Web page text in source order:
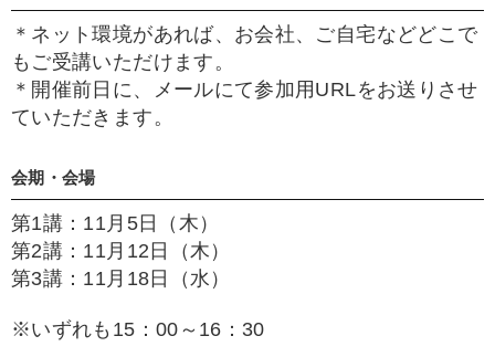
＊ネット環境があれば、お会社、ご自宅などどこで
もご受講いただけます。
＊開催前日に、メールにて参加用URLをお送りさせ
ていただきます。
会期・会場
第1講：11月5日（木）
第2講：11月12日（木）
第3講：11月18日（水）
※いずれも15：00～16：30